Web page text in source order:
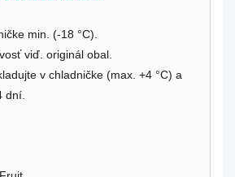
min. (-18 °C).
viď. originál obal.
v chladničke (max. +4 °C) a
dní.